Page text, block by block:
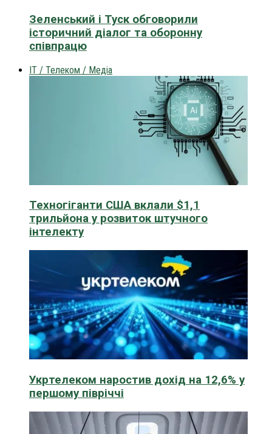
Зеленський і Туск обговорили
історичний діалог та оборонну
співпрацю
IT / Телеком / Медіа
Техногіганти США вклали $1,1
трильйона у розвиток штучного
інтелекту
Укртелеком наростив дохід на 12,6% у
першому півріччі